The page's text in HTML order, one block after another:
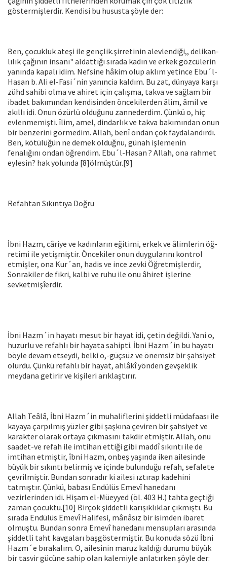
göstermişlerdir. Kendisi bu hususta şöyle der:
Ben, çocukluk ateşi ile gençlik.şirretinin alevlendiği,, delikan­
lılık çağının insanı" aldattığı sırada kadın ve erkek gözcülerin
ya­nında kapalı idim. Nefsine hâkim olup aklım yetince Ebu´l-
Hasan b. Ali el-Fasi´nin yanıncia kaldım. Bu zat, dünyaya karşı
zühd sa­hibi olma ve ahiret için çalışma, takva ve sağlam bir
ibadet bakı­mından kendisinden öncekilerden âlim, âmil ve
akıllı idi. Onun özürlü olduğunu zannederdim. Çünkü o, hiç
evlenmemişti. îlim, amel, dindarlık ve takva bakımından onun
bir benzerini görmedim. Allah, benî ondan çok faydalandırdı.
Ben, kötülüğün ne demek olduğnu, günah işlemenin
fenalığını ondan öğrendim. Ebu´l-Hasan ? Allah, ona rahmet
eylesin? hak yolunda [8]ölmüştür.[9]
Refahtan Sıkıntıya Doğru
İbni Hazm, câriye ve kadınların eğitimi, erkek ve âlimlerin öğ­
retimi ile yetişmiştir. Öncekiler onun duygularını kontrol
etmişler, ona Kur´an, hadis ve ince zevki Öğretmişlerdir,
Sonrakiler de fikri, kalbi ve ruhu ile onu âhiret işlerine
sevketmişîerdir.
İbni Hazm´in hayatı mesut bir hayat idi, çetin değildi. Yani o,
huzurlu ve refahlı bir hayata sahipti. İbni Hazm´in bu hayatı
böyle devam etseydi, belki o,-güçsüz ve önemsiz bir şahsiyet
olurdu. Çün­kü refahlı bir hayat, ahlâkî yönden gevşeklik
meydana getirir ve ki­şileri arıklaştırır.
Allah Teâlâ, İbni Hazm´in muhaliflerini şiddetli müdafaası ile
kayaya çarpılmış yüzler gibi şaşkına çeviren bir şahsiyet ve
karak­ter olarak ortaya çıkmasını takdir etmiştir. Allah, onu
saadet-ve refah ile imtihan ettiği gibi maddî sıkıntı ile de
imtihan etmiştir, îbni Hazm, onbeş yaşında iken ailesinde
büyük bir sıkıntı belirmiş ve içinde bulunduğu refah, sefalete
çevrilmiştir. Bundan sonradır ki ailesi ıztırap kadehini
tatmıştır. Çünkü, babası Endülüs Emevî ha­nedanı
vezirlerinden idi. Hişam el-Müeyyed (öl. 403 H.) tahta geç­tiği
zaman çocuktu.[10] Birçok şiddetli karışıklıklar çıkmıştı. Bu
sırada Endülüs Emevî Halifesi, mânâsız bir isimden ibaret
olmuştu. Bundan sonra Emevî hanedanı mensupları arasında
şiddetli taht kavgaları başgöstermiştir. Bu konuda sözü İbni
Hazm´e bırakalım. O, ailesinin maruz kaldığı durumu büyük
bir tasvir gücüne sahip olan kalemiyle anlatırken şöyle der: